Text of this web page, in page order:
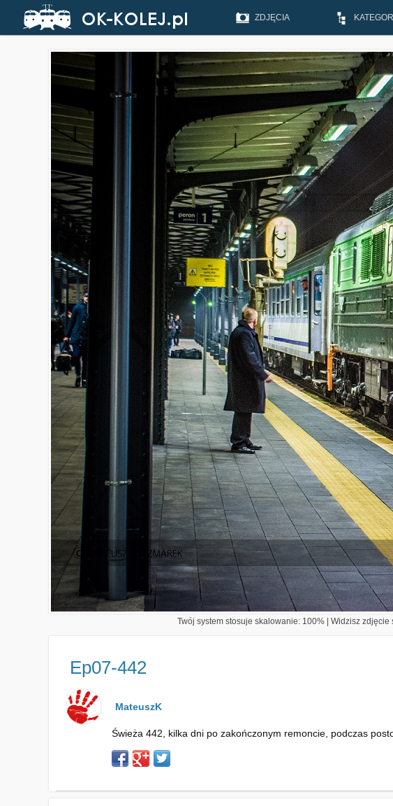
ZDJĘCIA
Twój system stosuje skalowanie: 100% | Widzisz
Ep07-442
MateuszK
Świeża 442, kilka dni po zakończonym remoncie, podczas